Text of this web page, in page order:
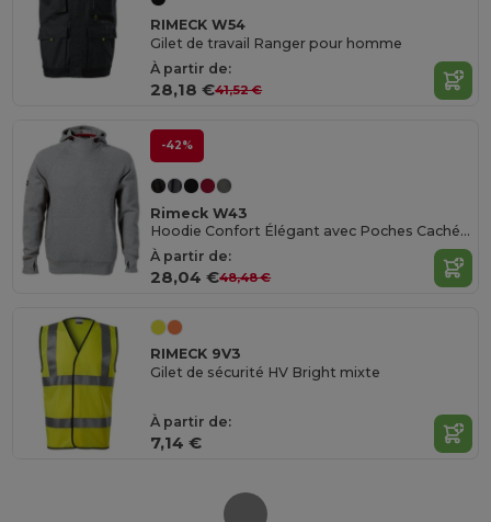
RIMECK W54
Gilet de travail Ranger pour homme
À partir de:
28,18 €41,52 €
-42%
Rimeck W43
Hoodie Confort Élégant avec Poches Cachées
À partir de:
28,04 €48,48 €
RIMECK 9V3
Gilet de sécurité HV Bright mixte
À partir de:
7,14 €